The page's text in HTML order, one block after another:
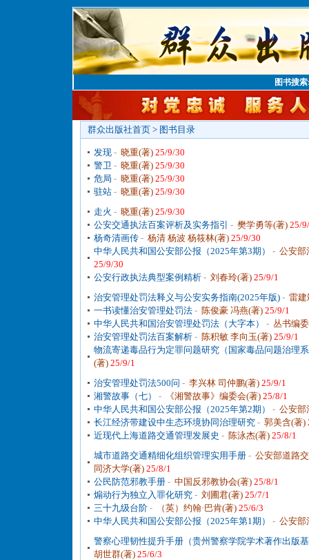
图书搜
群众出版社首页 > 图书目录
发现 - 晓重(著) 25/9/30
警卫 - 晓重(著) 25/9/30
危局 - 晓重(著) 25/9/30
驻站 - 晓重(著) 25/9/30
走火 - 晓重(著) 25/9/30
公安交通执法百案评析及实务指引 - 樊学勇等(著) 25/
杨奇清画传 - 杨清 杨波 杨筱林(著) 25/9/30
中华人民共和国公安部公报（2025年第3期）
- 公安部
25/9/30
公安行政执法典型案例精析 - 刘春玲(著) 25/9/1
治安管理处罚法释义与公安实务指南(2025年版) - 雷
一书读懂治安管理处罚法 - 陈俊豪 冯燕(著) 25/9/1
中华人民共和国治安管理处罚法（大字本）
- 丛书编
治安管理处罚法百案解析 - 陈积敏 李向玉(著) 25/9/1
物流寄递毒品行为定罪问题研究（国家毒品问题治理
(著) 25/9/1
治安管理处罚法500问 - 李兴林 司仲鹏(著) 25/9/1
湘警故事（七）
- 《湘警故事》编委会(著) 25/8/1
中华人民共和国公安部公报（2025年第2期）
- 公安部
长江经济带建设中生态环境协同治理研究 - 郭美含(著)
近现代上海道路交通管理发展史 - 陈泳杰(著) 25/8/1
城市道路交通精细化组织管理实用手册 - 公安部道路
同济大学(著) 25/8/1
公民防范邪教手册 - 中国反邪教协会(著) 25/8/1
煽动行为独立入罪化研究 - 刘圃君(著) 25/7/1
三十九级台阶 - （英）约翰·巴肯(著) 25/6/3
中华人民共和国公安部公报（2025年第1期）
- 公安部
警察心理韧性提升手册（贵州警察学院学术著作出版
胡世群(著) 25/6/3